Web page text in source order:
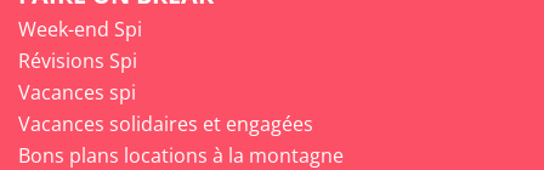
Week-end Spi
Révisions Spi
Vacances spi
Vacances solidaires et engagées
Bons plans locations à la montagne